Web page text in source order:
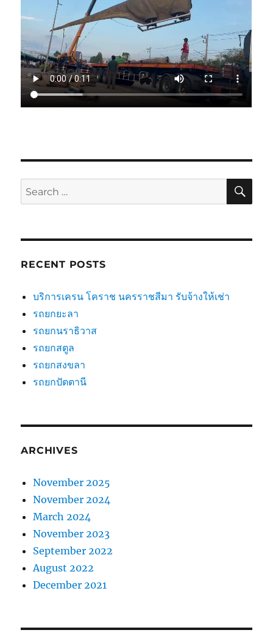
Search
for:
RECENT POSTS
บริการเครน โคราช นครราชสีมา รับจ้างให้เช่า
รถยกยะลา
รถยกนราธิวาส
รถยกสตูล
รถยกสงขลา
รถยกปัตตานี
ARCHIVES
November 2025
November 2024
March 2024
November 2023
September 2022
August 2022
December 2021